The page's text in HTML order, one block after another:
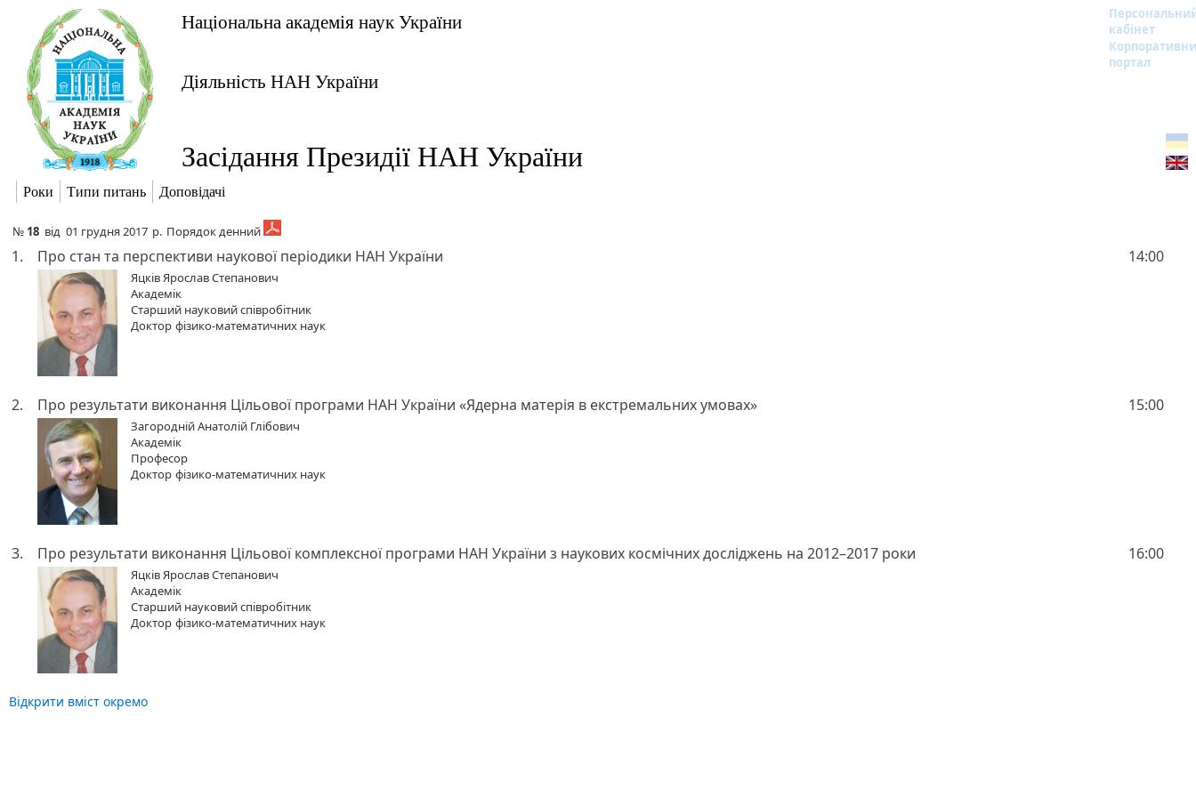
Національна академія наук України
кабінет
портал
Діяльність НАН України
Засідання Президії НАН України
Роки Типи питань Доповідачі
№ 18 від 01 грудня 2017 р. Порядок денний
1. Про стан та перспективи наукової періодики НАН України 14:00
Яцків Ярослав Степанович
Академік
Старший науковий співробітник
Доктор фізико-математичних наук
2. Про результати виконання Цільової програми НАН України «Ядерна матерія в екстремальних умовах» 15:00
Загородній Анатолій Глібович
Академік
Професор
Доктор фізико-математичних наук
3. Про результати виконання Цільової комплексної програми НАН України з наукових космічних досліджень на 2012–2017 роки 16:00
Яцків Ярослав Степанович
Академік
Старший науковий співробітник
Доктор фізико-математичних наук
Відкрити вміст окремо